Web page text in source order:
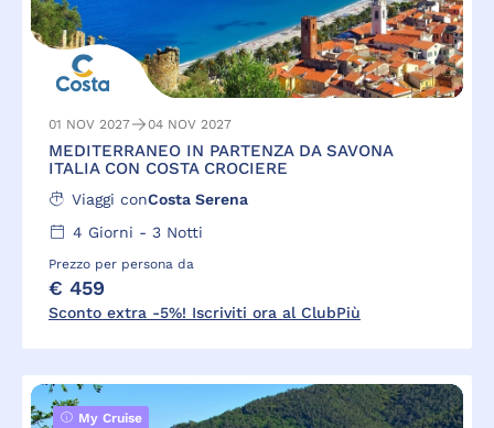
01 NOV 2027 04 NOV 2027
MEDITERRANEO IN PARTENZA DA SAVONA
ITALIA CON COSTA CROCIERE
Viaggi conCosta Serena
4 Giorni - 3Notti
Prezzo per persona da
€ 459
Sconto extra -5%! Iscriviti ora al ClubPiù
My Cruise